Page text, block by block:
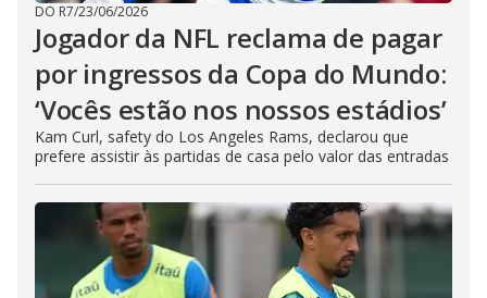
DO R7/23/06/2026
Jogador da NFL reclama de pagar
por ingressos da Copa do Mundo:
‘Vocês estão nos nossos estádios’
Kam Curl, safety do Los Angeles Rams, declarou que
prefere assistir às partidas de casa pelo valor das entradas